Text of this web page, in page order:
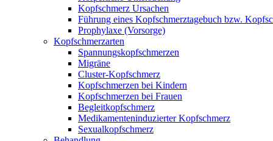
Kopfschmerz Ursachen
Führung eines Kopfschmerztagebuch bzw.
Prophylaxe (Vorsorge)
Kopfschmerzarten
Spannungskopfschmerzen
Migräne
Cluster-Kopfschmerz
Kopfschmerzen bei Kindern
Kopfschmerzen bei Frauen
Begleitkopfschmerz
Medikamenteninduzierter Kopfschmerz
Sexualkopfschmerz